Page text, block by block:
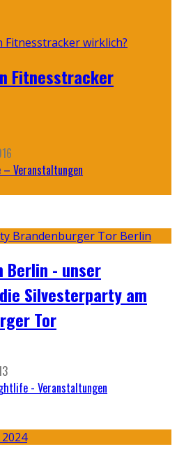
Fitnesstracker
Veranstaltungen
Berlin - unser
Silvesterparty am
Tor
- Veranstaltungen